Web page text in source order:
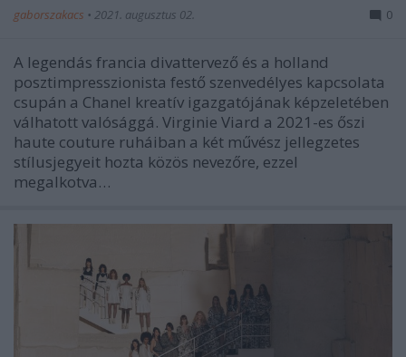
gaborszakacs • 2021. augusztus 02. 0
A legendás francia divattervező és a holland
posztimpresszionista festő szenvedélyes kapcsolata
csupán a Chanel kreatív igazgatójának képzeletében
válhatott valósággá. Virginie Viard a 2021-es őszi
haute couture ruháiban a két művész jellegzetes
stílusjegyeit hozta közös nevezőre, ezzel
megalkotva…